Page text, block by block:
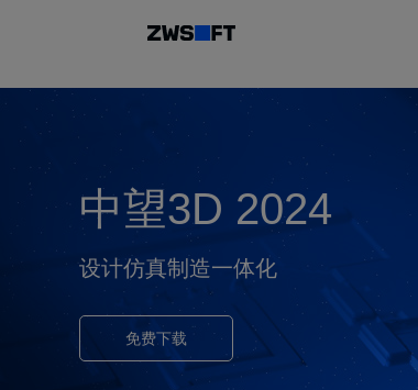
中望3D 2024
设计仿真制造一体化
免费下载